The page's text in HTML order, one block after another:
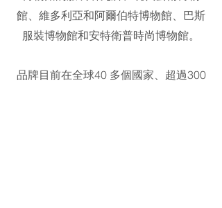
館、維多利亞和阿爾伯特博物館、巴斯
服裝博物館和安特衛普時尚博物館。
品牌目前在全球40 多個國家、超過300